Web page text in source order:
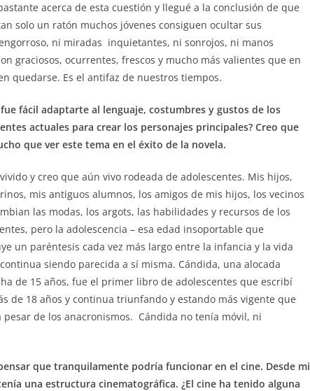
acerca de esta cuestión y llegué a la conclusión de que
solo un ratón muchos jóvenes consiguen ocultar sus
ni miradas inquietantes, ni sonrojos, ni manos
graciosos, ocurrentes, frescos y mucho más valientes que en
quedarse. Es el antifaz de nuestros tiempos.
fue fácil adaptarte al lenguaje, costumbres y gustos de los
actuales para crear los personajes principales? Creo que
que ver este tema en el éxito de la novela.
y creo que aún vivo rodeada de adolescentes. Mis hijos,
mis antiguos alumnos, los amigos de mis hijos, los vecinos
las modas, los argots, las habilidades y recursos de los
pero la adolescencia – esa edad insoportable que
un paréntesis cada vez más largo entre la infancia y la vida
siendo parecida a sí misma. Cándida, una alocada
de 15 años, fue el primer libro de adolescentes que escribí
de 18 años y continua triunfando y estando más vigente que
pesar de los anacronismos. Cándida no tenía móvil, ni
que tranquilamente podría funcionar en el cine. Desde mi
una estructura cinematográfica. ¿El cine ha tenido alguna